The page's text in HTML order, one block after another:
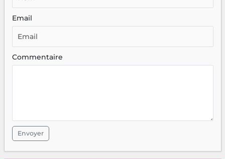
Email
Commentaire
Envoyer